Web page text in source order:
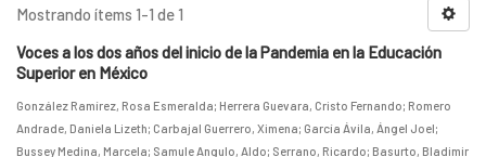
Mostrando ítems 1-1 de 1
Voces a los dos años del inicio de la Pandemia en la Educación
Superior en México
González Ramírez, Rosa Esmeralda; Herrera Guevara, Cristo Fernando; Romero
Andrade, Daniela Lizeth; Carbajal Guerrero, Ximena; García Ávila, Ángel Joel;
Bussey Medina, Marcela; Samule Angulo, Aldo; Serrano, Ricardo; Basurto, Bladimir